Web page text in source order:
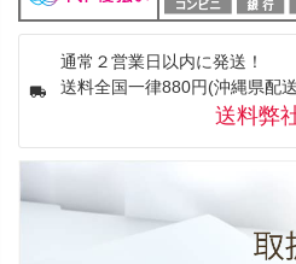
通常２営業日以内に発送！
送料全国一律880円(沖縄県配
送料弊